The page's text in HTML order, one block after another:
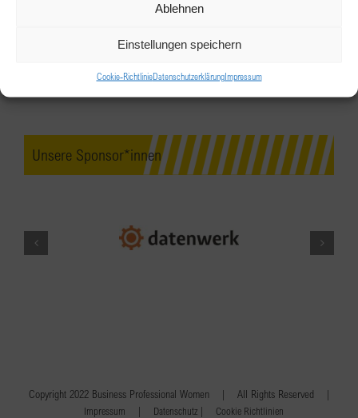
Ablehnen
Einstellungen speichern
Cookie-RichtlinieDatenschutzerklärungImpressum
Unsere Sponsor*innen
Copyright 2022 Business Professional Women | All Rights Reserved |
Impressum | Datenschutz | Cookie Richtlinien